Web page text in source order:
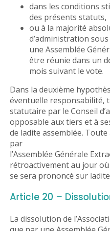
dans les conditions
des présents statuts,
ou à la majorité
d’administration
une Assemblée
être réunie dans un
mois suivant le vote.
Dans la deuxième
éventuelle responsabilité,
statutaire par le Conseil
opposable aux tiers et à
de ladite assemblée.
par
l’Assemblée Générale
rétroactivement au jour
se sera prononcé sur
Article 20 –
La dissolution de